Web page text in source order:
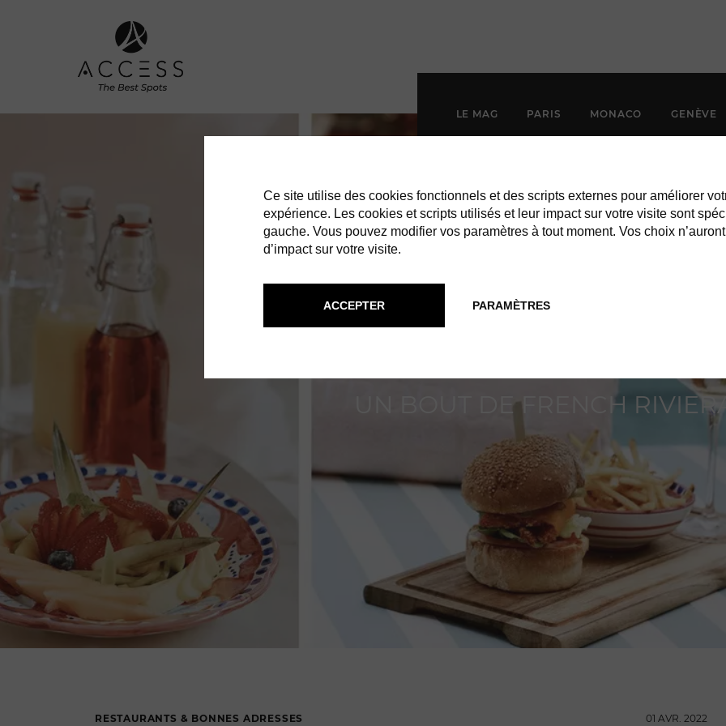
LE MAG PARIS MONACO GENÈVE
UN BOUT DE FRENCH
RESTAURANTS & BONNES ADRESSES 01 AVR. 2022
Ce site utilise des cookies fonctionnels et des scripts externes pour améliorer
expérience. Les cookies et scripts utilisés et leur impact sur votre visite sont
gauche. Vous pouvez modifier vos paramètres à tout moment. Vos choix
d’impact sur votre visite.
PARAMÈTRES
ACCEPTER